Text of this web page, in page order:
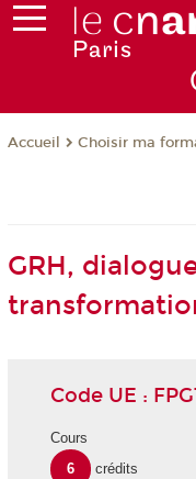
Accueil Choisir ma
GRH,
Code UE :
Cours
6
crédits